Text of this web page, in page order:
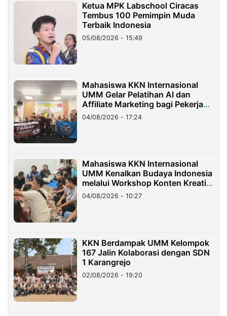
Ketua MPK Labschool Ciracas
Tembus 100 Pemimpin Muda
Terbaik Indonesia
05/08/2026 - 15:49
Mahasiswa KKN Internasional
UMM Gelar Pelatihan AI dan
Affiliate Marketing bagi Pekerja
Migran Indonesia di Taiwan
04/08/2026 - 17:24
Mahasiswa KKN Internasional
UMM Kenalkan Budaya Indonesia
melalui Workshop Konten Kreatif
di Taiwan
04/08/2026 - 10:27
KKN Berdampak UMM Kelompok
167 Jalin Kolaborasi dengan SDN
1 Karangrejo
02/08/2026 - 19:20